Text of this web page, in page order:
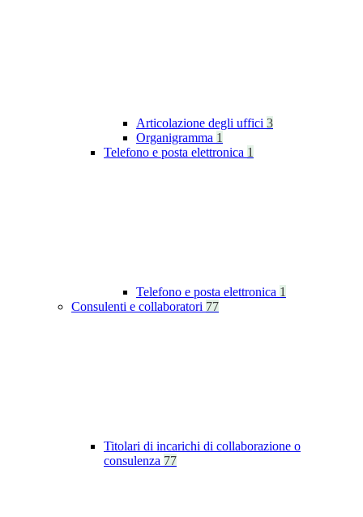
Articolazione degli uffici 3
Organigramma 1
Telefono e posta elettronica 1
Telefono e posta elettronica 1
Consulenti e collaboratori 77
Titolari di incarichi di collaborazione o
consulenza 77